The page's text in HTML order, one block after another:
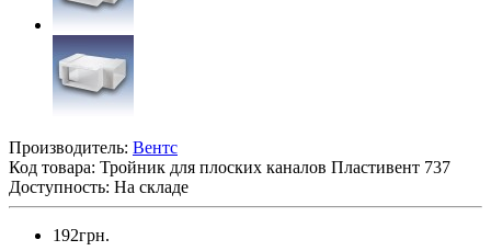
Производитель: Вентс
Код товара: Тройник для плоских каналов Пластивент 737
Доступность: На складе
192грн.